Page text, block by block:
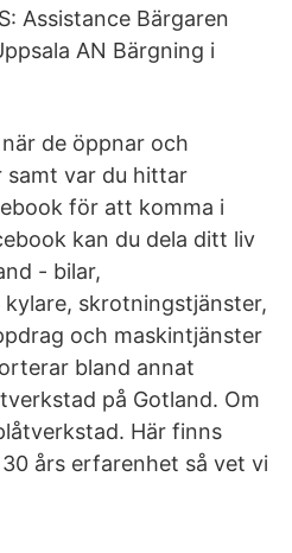
Assistance Bärgaren
AN Bärgning i
de öppnar och
samt var du hittar
för att komma i
kan du dela ditt liv
- bilar,
skrotningstjänster,
och maskintjänster
bland annat
på Gotland. Om
Här finns
års erfarenhet så vet vi